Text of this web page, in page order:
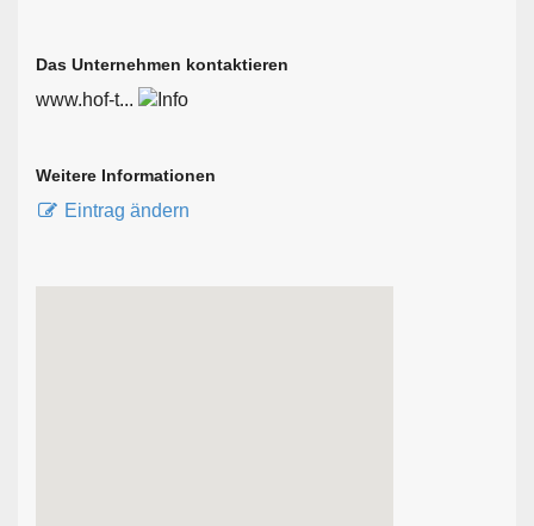
Das Unternehmen kontaktieren
www.hof-t...
Weitere Informationen
Eintrag ändern